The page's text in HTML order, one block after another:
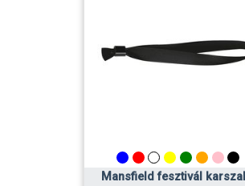
Mansfield fesztivál